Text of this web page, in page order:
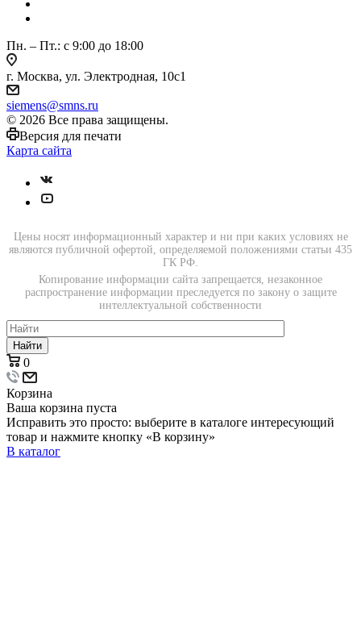
Пн. – Пт.: с 9:00 до 18:00
г. Москва, ул. Электродная, 10с1
siemens@smns.ru
© 2026 Все права защищены.
Версия для печати
Карта сайта
Цены носят информационный характер и ни при каких условиях не
являются публичной офертой, определяемой положениями статьи 435
ГК РФ.
Копирование информации сайта запрещается, незаконное
распространение информации преследуется по закону о защите
интеллектуальной собственности
Найти
0
Корзина
Ваша корзина пуста
Исправить это просто: выберите в каталоге интересующий
товар и нажмите кнопку «В корзину»
В каталог